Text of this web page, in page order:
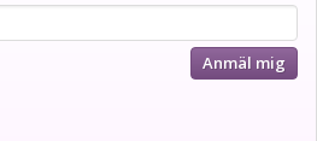
Anmäl mig